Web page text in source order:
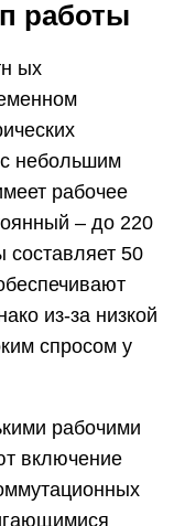
работы
ых
с небольшим
рабочее
– до 220
составляет 50
из-за низкой
спросом у
рабочими
включение